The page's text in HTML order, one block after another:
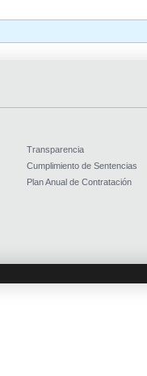
Transparencia
Cumplimiento de Sentencias
Plan Anual de Contratación